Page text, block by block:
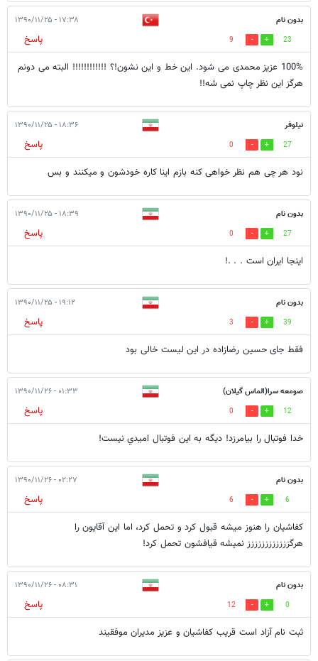
بدون نام ۱۷:۳۸ - ۱۳۹۰/۱۱/۲۵
23
9
پاسخ
100% عزیز محمدی می شود. این خط و این نشون!؟ !!!!!!!!!!!! البته می دونم
هرگز این نظر چاپ نمی شه!!
نیلوفر ۱۸:۳۶ - ۱۳۹۰/۱۱/۲۵
27
0
پاسخ
نود هر چی هم نظر خواهی کنه بازم اینا کاره خودشون و میکنند و بس
بدون نام ۱۸:۳۹ - ۱۳۹۰/۱۱/۲۵
27
0
پاسخ
اینجا ایران است . . .!
بدون نام ۱۹:۱۲ - ۱۳۹۰/۱۱/۲۵
39
3
پاسخ
فقط جای حسین رضازاده در این لیست خالی بود
صومعه سرا(الماس گيلان) ۰۱:۳۳ - ۱۳۹۰/۱۱/۲۶
12
0
پاسخ
خدا فوتبال را بيامرزد! ديگه به اين فوتبال اميدي نيست!
بدون نام ۰۲:۲۷ - ۱۳۹۰/۱۱/۲۶
6
6
پاسخ
کفاشیان را هنوز میشه قبول کرد و تحمل کرد، اما این آقایون را
هرگزززززززززززز نمیشه قیافشون تحمل کرد!
بدون نام ۰۸:۳۱ - ۱۳۹۰/۱۱/۲۶
0
12
پاسخ
ثبت نام آزاد است قریب کفاشیان و عزیز مدیران موفقیند